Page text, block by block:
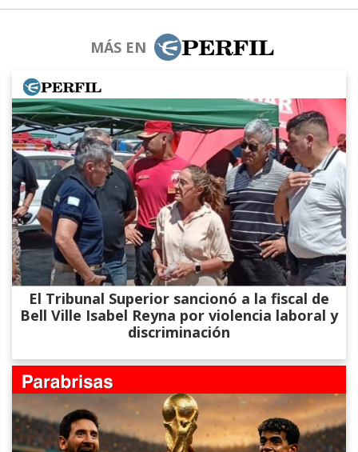
MÁS EN
El Tribunal Superior sancionó a la fiscal de
Bell Ville Isabel Reyna por violencia laboral y
discriminación